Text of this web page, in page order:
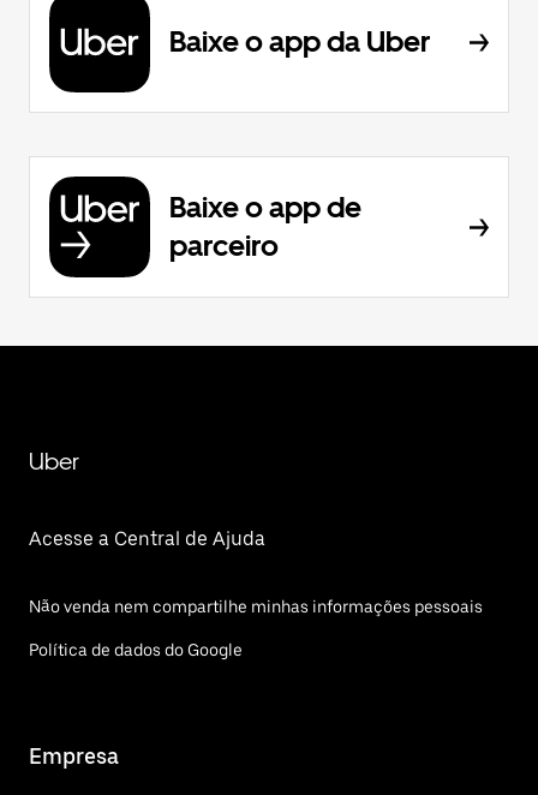
Baixe o app da Uber
Baixe o app de
parceiro
Uber
Acesse a Central de Ajuda
Não venda nem compartilhe minhas informações pessoais
Política de dados do Google
Empresa